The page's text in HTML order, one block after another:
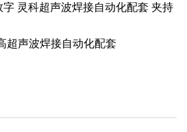
灵科超声波焊接自动化配套 夹持
超声波焊接自动化配套